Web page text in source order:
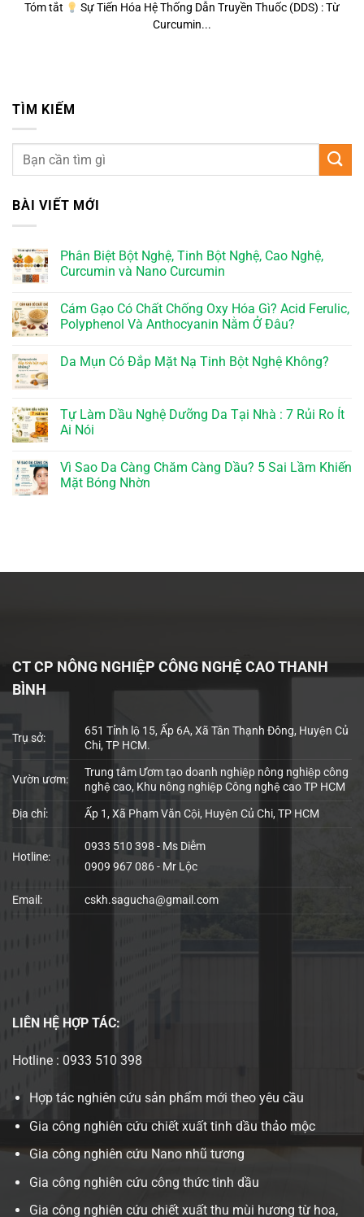
Tóm tắt
Sự Tiến Hóa Hệ Thống Dẫn Truyền Thuốc (DDS) : Từ
Curcumin...
TÌM KIẾM
BÀI VIẾT MỚI
Phân Biệt Bột Nghệ, Tinh Bột Nghệ, Cao Nghệ,
Curcumin và Nano Curcumin
Cám Gạo Có Chất Chống Oxy Hóa Gì? Acid Ferulic,
Polyphenol Và Anthocyanin Nằm Ở Đâu?
Da Mụn Có Đắp Mặt Nạ Tinh Bột Nghệ Không?
Tự Làm Dầu Nghệ Dưỡng Da Tại Nhà : 7 Rủi Ro Ít
Ai Nói
Vì Sao Da Càng Chăm Càng Dầu? 5 Sai Lầm Khiến
Mặt Bóng Nhờn
CT CP NÔNG NGHIỆP CÔNG NGHỆ CAO THANH
BÌNH
Trụ sở:
651 Tỉnh lộ 15, Ấp 6A, Xã Tân Thạnh Đông, Huyện Củ
Chi, TP HCM.
Vườn ươm:
Trung tâm Ươm tạo doanh nghiệp nông nghiệp công
nghệ cao, Khu nông nghiệp Công nghệ cao TP HCM
Địa chỉ: Ấp 1, Xã Phạm Văn Cội, Huyện Củ Chi, TP HCM
Hotline:
0933 510 398 - Ms Diễm
0909 967 086 - Mr Lộc
Email: cskh.sagucha@gmail.com
LIÊN HỆ HỢP TÁC:
Hotline : 0933 510 398
Hợp tác nghiên cứu sản phẩm mới theo yêu cầu
Gia công nghiên cứu chiết xuất tinh dầu thảo mộc
Gia công nghiên cứu Nano nhũ tương
Gia công nghiên cứu công thức tinh dầu
Gia công nghiên cứu chiết xuất thu mùi hương từ hoa,